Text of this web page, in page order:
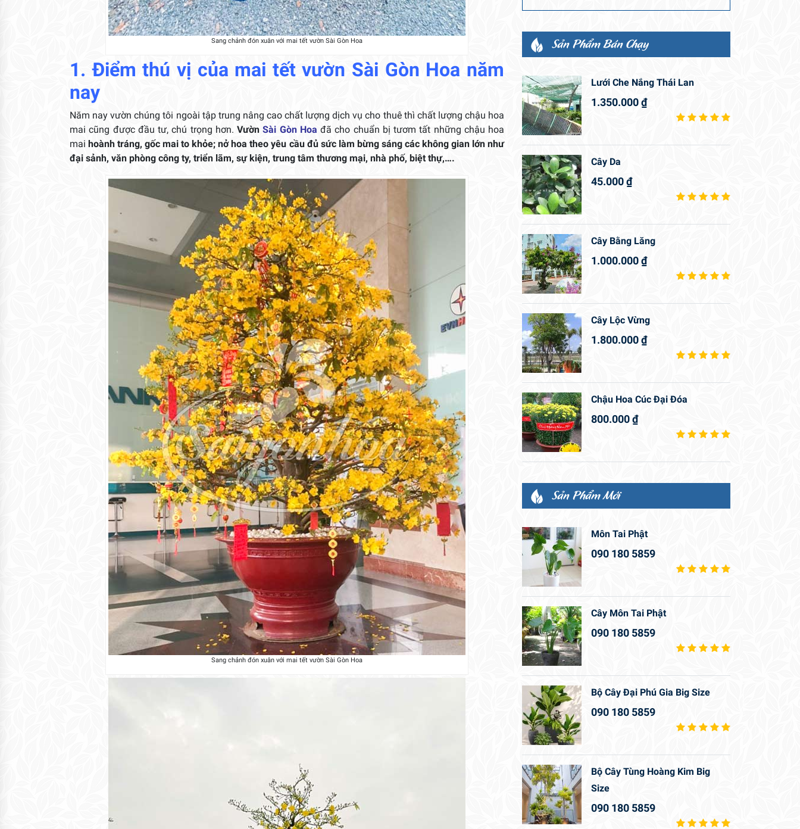
Sang chảnh đón xuân với mai tết vườn Sài Gòn Hoa
1. Điểm thú vị của mai tết vườn Sài Gòn Hoa năm
nay
Năm nay vườn chúng tôi ngoài tập trung nâng cao chất lượng dịch vụ cho thuê thì chất lượng chậu hoa
mai cũng được đầu tư, chú trọng hơn. Vườn Sài Gòn Hoa đã cho chuẩn bị tươm tất những chậu hoa
maihoành tráng, gốc mai to khỏe; nở hoa theo yêu cầu đủ sức làm bừng sáng các không gian lớn như
đại sảnh, văn phòng công ty, triển lãm, sự kiện, trung tâm thương mại, nhà phố, biệt thự,….
Sang chảnh đón xuân với mai tết vườn Sài Gòn Hoa
Sản Phẩm Bán Chạy
Lưới Che Nắng Thái Lan
1.350.000₫
Cây Da
45.000₫
Cây Bằng Lăng
1.000.000₫
Cây Lộc Vừng
1.800.000₫
Chậu Hoa Cúc Đại Đóa
800.000₫
Sản Phẩm Mới
Môn Tai Phật
090 180 5859
Cây Môn Tai Phật
090 180 5859
Bộ Cây Đại Phú Gia Big Size
090 180 5859
Bộ Cây Tùng Hoàng Kim Big
Size
090 180 5859